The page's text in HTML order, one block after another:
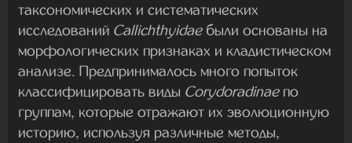
таксономических и систематических
исследований Callichthyidae были основаны на
морфологических признаках и кладистическом
анализе. Предпринималось много попыток
классифицировать виды Corydoradinae по
группам, которые отражают их эволюционную
историю, используя различные методы,